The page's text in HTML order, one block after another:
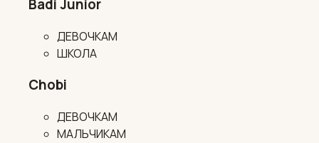
Badi Junior
ДЕВОЧКАМ
ШКОЛА
Chobi
ДЕВОЧКАМ
МАЛЬЧИКАМ